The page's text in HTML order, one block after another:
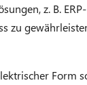
z. B.
zu
Form